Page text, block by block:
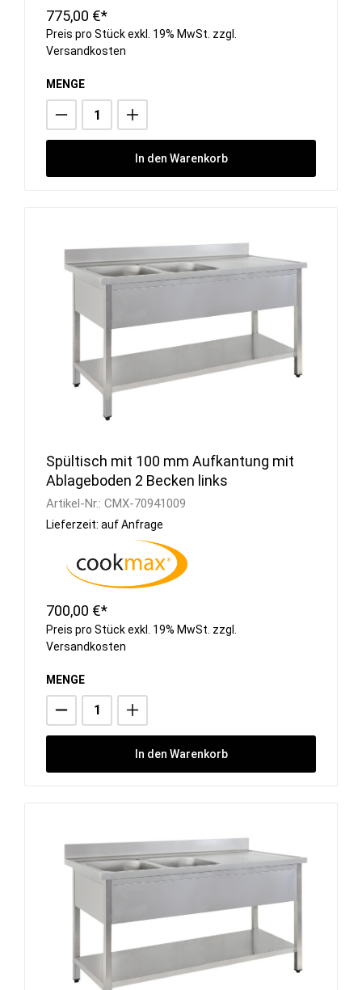
775,00 €*
Preis pro Stück exkl. 19% MwSt. zzgl.
Versandkosten
MENGE
In den Warenkorb
Spültisch mit 100 mm Aufkantung mit
Ablageboden 2 Becken links
Artikel-Nr.: CMX-70941009
Lieferzeit: auf Anfrage
700,00 €*
Preis pro Stück exkl. 19% MwSt. zzgl.
Versandkosten
MENGE
In den Warenkorb